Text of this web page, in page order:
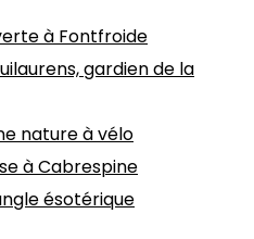
à Fontfroide
gardien de la
nature à vélo
à Cabrespine
ésotérique